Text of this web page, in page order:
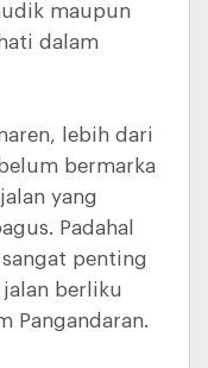
maupun
dalam
lebih dari
bermarka
yang
Padahal
penting
berliku
Pangandaran.